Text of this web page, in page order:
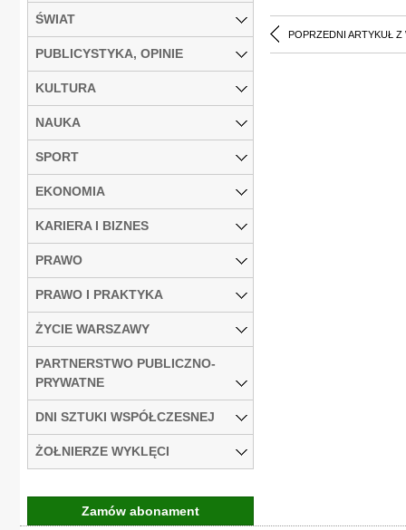
POPRZEDNI ARTYKUŁ Z
ŚWIAT
PUBLICYSTYKA, OPINIE
KULTURA
NAUKA
SPORT
EKONOMIA
KARIERA I BIZNES
PRAWO
PRAWO I PRAKTYKA
ŻYCIE WARSZAWY
PARTNERSTWO PUBLICZNO-
PRYWATNE
DNI SZTUKI WSPÓŁCZESNEJ
ŻOŁNIERZE WYKLĘCI
Zamów abonament